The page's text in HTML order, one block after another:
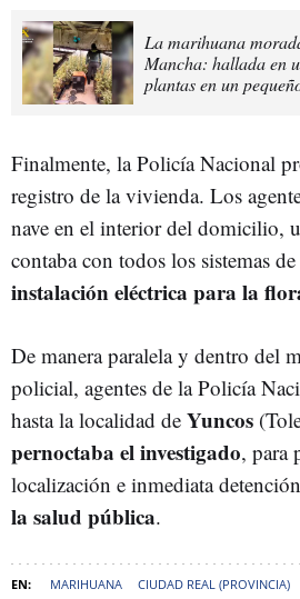
La marihuana
Mancha: hallada en
plantas en un
Finalmente, la Policía Nacional
registro de la vivienda. Los
nave en el interior del domicilio,
contaba con todos los sistemas
instalación eléctrica para la
De manera paralela y dentro del
policial, agentes de la Policía
hasta la localidad de Yuncos
pernoctaba el investigado, para
localización e inmediata
la salud pública.
MARIHUANA CIUDAD REAL (PROVINCIA)